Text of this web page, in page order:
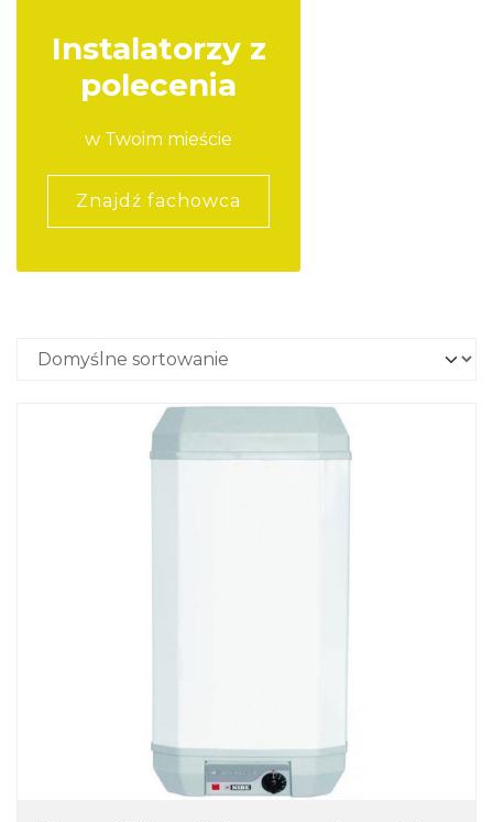
Instalatorzy z
polecenia
w Twoim mieście
Znajdź fachowca